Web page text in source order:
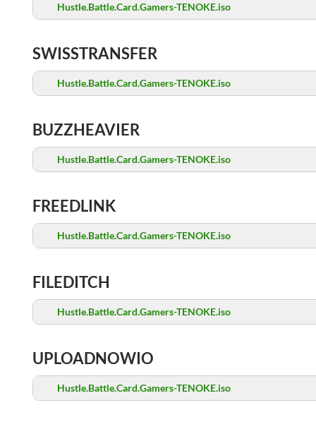
Hustle.Battle.Card.Gamers-TENOKE.iso
SWISSTRANSFER
Hustle.Battle.Card.Gamers-TENOKE.iso
BUZZHEAVIER
Hustle.Battle.Card.Gamers-TENOKE.iso
FREEDLINK
Hustle.Battle.Card.Gamers-TENOKE.iso
FILEDITCH
Hustle.Battle.Card.Gamers-TENOKE.iso
UPLOADNOWIO
Hustle.Battle.Card.Gamers-TENOKE.iso